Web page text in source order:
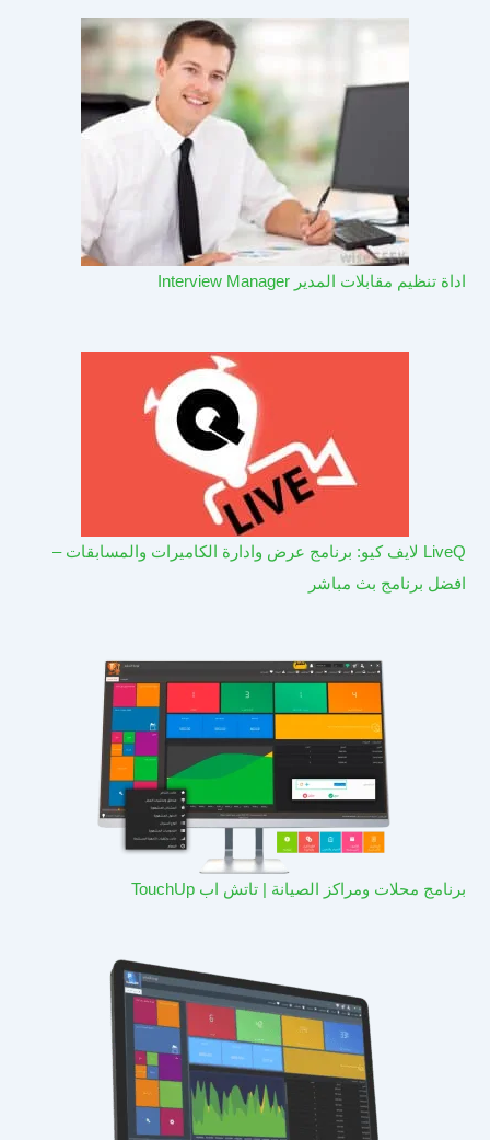
اداة تنظيم مقابلات المدير Interview Manager
LiveQ لايف كيو: برنامج عرض وادارة الكاميرات والمسابقات –
افضل برنامج بث مباشر
برنامج محلات ومراكز الصيانة | تاتش اب TouchUp